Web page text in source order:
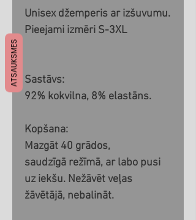
Unisex džemperis ar izšuvumu.
Pieejami izmēri S-3XL
Sastāvs:
92% kokvilna, 8% elastāns.
Kopšana:
Mazgāt 40 grādos,
saudzīgā režīmā, ar labo pusi
uz iekšu. Nežāvēt veļas
žāvētājā, nebalināt.
ATSAUKSMES